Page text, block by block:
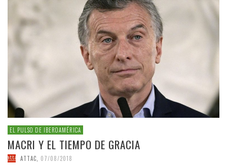
EL PULSO DE IBEROAMÉRICA
MACRI Y EL TIEMPO DE GRACIA
ATTAC 07/08/2018